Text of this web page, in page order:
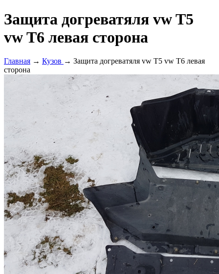
Защита догреватяля vw T5
vw T6 левая сторона
Главная → Кузов → Защита догреватяля vw T5 vw T6 левая
сторона